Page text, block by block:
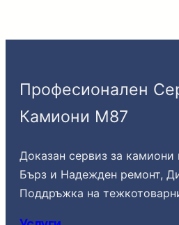
Професионален
Камиони М87
Доказан сервиз за камиони
Бърз и Надежден ремонт,
Поддръжка на